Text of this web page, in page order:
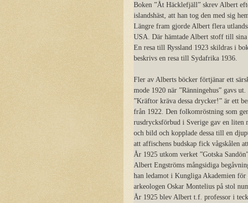
Boken ”Åt Häcklefjäll” skrev Albert
islandshäst, att han tog den med sig
Längre fram gjorde Albert flera
USA. Där hämtade Albert stoff till sina
En resa till Ryssland 1923 skildras i
beskrivs en resa till Sydafrika 1936.
Fler av Alberts böcker förtjänar ett
mode 1920 när ”Ränningehus” gavs ut.
”Kräftor kräva dessa drycker!” är ett
från 1922. Den folkomröstning som
rusdrycksförbud i Sverige gav en liten
och bild och kopplade dessa till en
att affischens budskap fick vågskålen
År 1925 utkom verket ”Gotska
Albert Engströms mångsidiga
han ledamot i Kungliga Akademien för
arkeologen Oskar Montelius på stol
År 1925 blev Albert t.f. professor i